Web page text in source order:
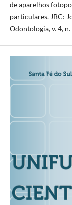
de aparelhos
particulares. JBC:
Odontologia, v. 4,